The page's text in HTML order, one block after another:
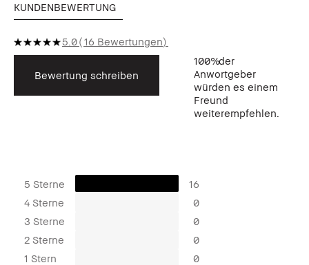
KUNDENBEWERTUNG
5.0 16 Bewertungen
Bewertung schreiben
100%der
Anwortgeber
würden es einem
Freund
weiterempfehlen.
5 Sterne
16
4 Sterne
0
3 Sterne
0
2 Sterne
0
1 Stern
0